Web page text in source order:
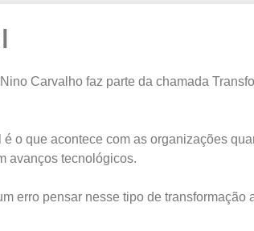
Carvalho faz parte da chamada
o que acontece com as organizações
avanços tecnológicos.
erro pensar nesse tipo de